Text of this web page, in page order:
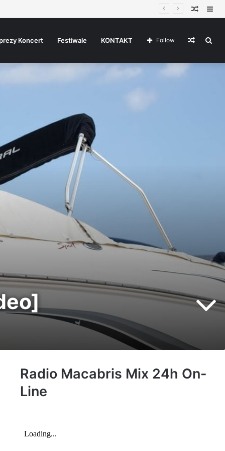
Random
Koncert Festiwale KONTAKT Random
Follow
Radio Macabris Mix 24h On-
Line